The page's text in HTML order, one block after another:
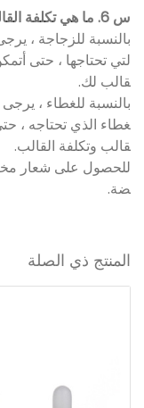
س 6. ما هي تكلفة القالب؟
بالنسبة للزجاجة ،
لتي تحتاجها ، حتى
قالب لك.
بالنسبة للغطاء ،
غطاء الذي تحتاجه ،
قالب وتكلفة القالب.
للحصول على شعار
ضة.
المنتج ذي الصلة